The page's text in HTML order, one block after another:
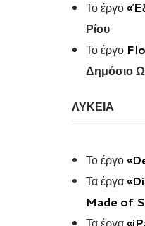
Το έργο
Ρίου
Το έργο
Δημόσιο
ΛΥΚΕΙΑ
Το έργο
Τα έργα
Made of
Τα έργα